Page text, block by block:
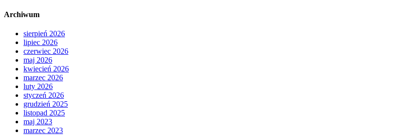
Archiwum
sierpień 2026
lipiec 2026
czerwiec 2026
maj 2026
kwiecień 2026
marzec 2026
luty 2026
styczeń 2026
grudzień 2025
listopad 2025
maj 2023
marzec 2023